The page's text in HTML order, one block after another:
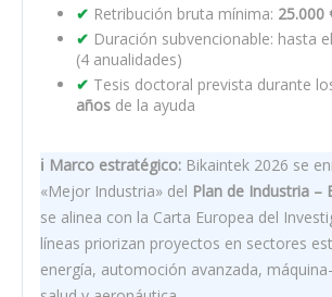
Retribución bruta mínima: 25.000
Duración subvencionable: hasta el
(4 anualidades)
Tesis doctoral prevista durante
años de la ayuda
ℹ️ Marco estratégico: Bikaintek 2026 se
«Mejor Industria» del Plan de Industria –
se alinea con la Carta Europea del
líneas priorizan proyectos en sectores
energía, automoción avanzada,